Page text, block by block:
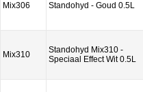
Mix306 Standohyd - Goud 0.5L
Mix310
Standohyd Mix310 -
Speciaal Effect Wit 0.5L